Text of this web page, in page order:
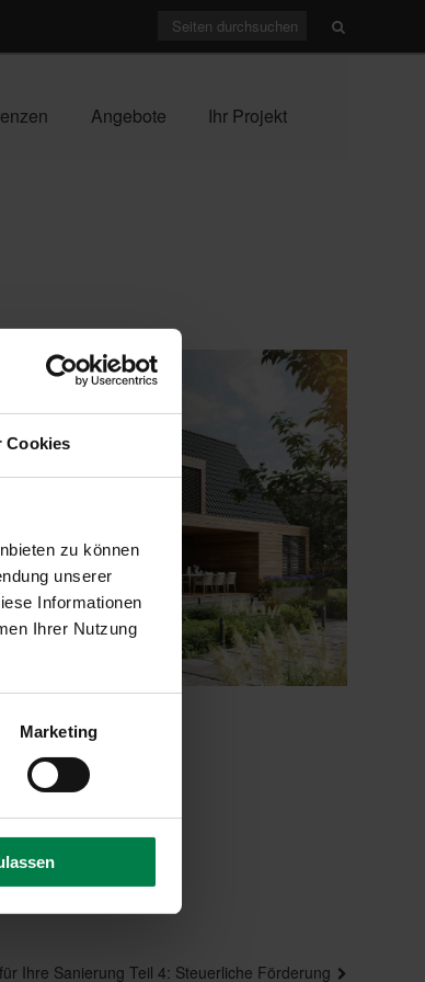
Cookies
zu können
unserer
Informationen
Ihrer Nutzung
Marketing
Angebote Ihr Projekt
Ihre Sanierung Teil 4: Steuerliche Förderung